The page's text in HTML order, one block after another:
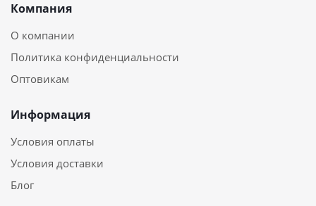
Компания
О компании
Политика конфиденциальности
Оптовикам
Информация
Условия оплаты
Условия доставки
Блог